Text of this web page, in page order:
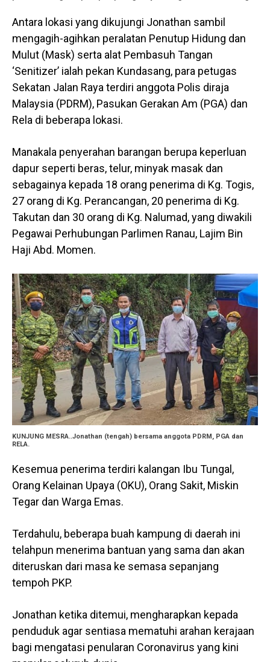
Antara lokasi yang dikujungi Jonathan sambil
mengagih-agihkan peralatan Penutup Hidung dan
Mulut (Mask) serta alat Pembasuh Tangan
‘Senitizer’ ialah pekan Kundasang, para petugas
Sekatan Jalan Raya terdiri anggota Polis diraja
Malaysia (PDRM), Pasukan Gerakan Am (PGA) dan
Rela di beberapa lokasi.
Manakala penyerahan barangan berupa keperluan
dapur seperti beras, telur, minyak masak dan
sebagainya kepada 18 orang penerima di Kg. Togis,
27 orang di Kg. Perancangan, 20 penerima di Kg.
Takutan dan 30 orang di Kg. Nalumad, yang diwakili
Pegawai Perhubungan Parlimen Ranau, Lajim Bin
Haji Abd. Momen.
KUNJUNG MESRA..Jonathan (tengah) bersama anggota PDRM, PGA dan
RELA.
Kesemua penerima terdiri kalangan Ibu Tungal,
Orang Kelainan Upaya (OKU), Orang Sakit, Miskin
Tegar dan Warga Emas.
Terdahulu, beberapa buah kampung di daerah ini
telahpun menerima bantuan yang sama dan akan
diteruskan dari masa ke semasa sepanjang
tempoh PKP.
Jonathan ketika ditemui, mengharapkan kepada
penduduk agar sentiasa mematuhi arahan kerajaan
bagi mengatasi penularan Coronavirus yang kini